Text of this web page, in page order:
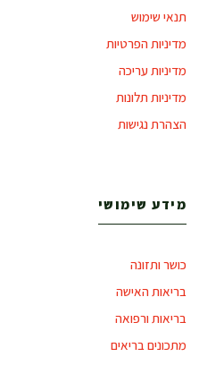
תנאי שימוש
מדיניות הפרטיות
מדיניות עריכה
מדיניות תלונות
הצהרת נגישות
מידע שימושי
כושר ותזונה
בריאות האישה
בריאות ורפואה
מתכונים בריאים